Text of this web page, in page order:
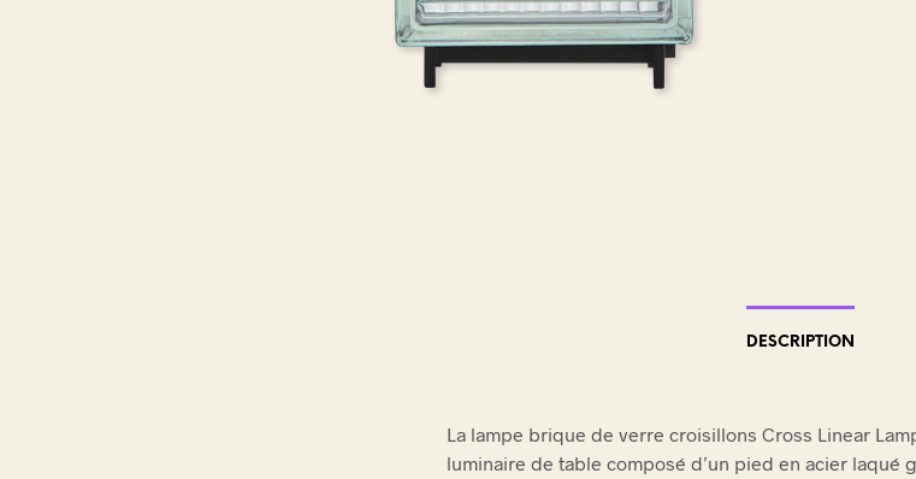
DESCRIPTION
La lampe brique de verre croisillons Cross Linear
luminaire de table composé d’un pied en acier laqué